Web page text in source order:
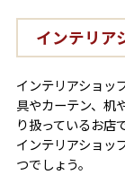
インテリア
インテリアショッ
具やカーテン、机
り扱っているお店
インテリアショッ
つでしょう。